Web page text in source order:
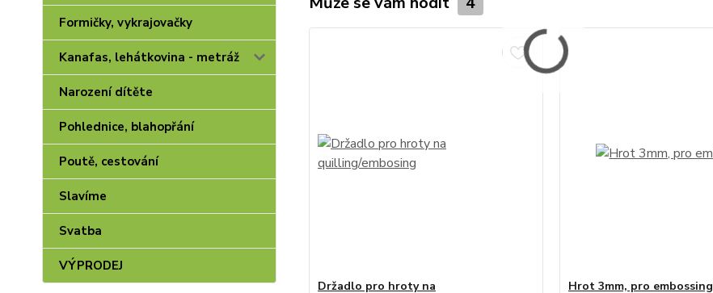
Formičky, vykrajovačky
Kanafas, lehátkovina - metráž
Narození dítěte
Pohlednice, blahopřání
Poutě, cestování
Slavíme
Svatba
VÝPRODEJ
Držadlo pro hroty na
Hrot 3mm, pro embossing